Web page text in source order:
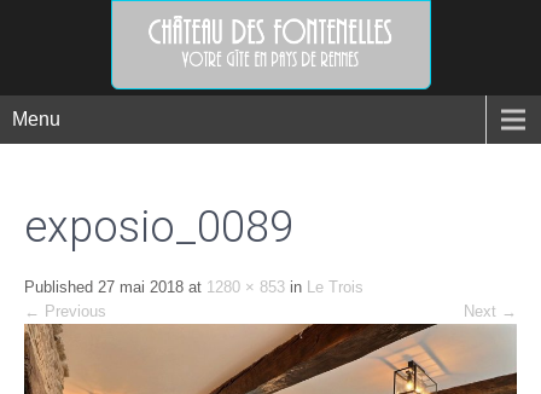
Menu
exposio_0089
Published 27 mai 2018 at 1280 × 853 in Le Trois
← Previous Next →